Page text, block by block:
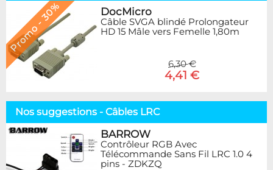
Promo - 30% DocMicro
Câble SVGA blindé Prolongateur
HD 15 Mâle vers Femelle 1,80m
6,30 €
4,41 €
Nos suggestions - Câbles LRC
BARROW
Contrôleur RGB Avec
Télécommande Sans Fil LRC 1.0 4
pins - ZDKZQ